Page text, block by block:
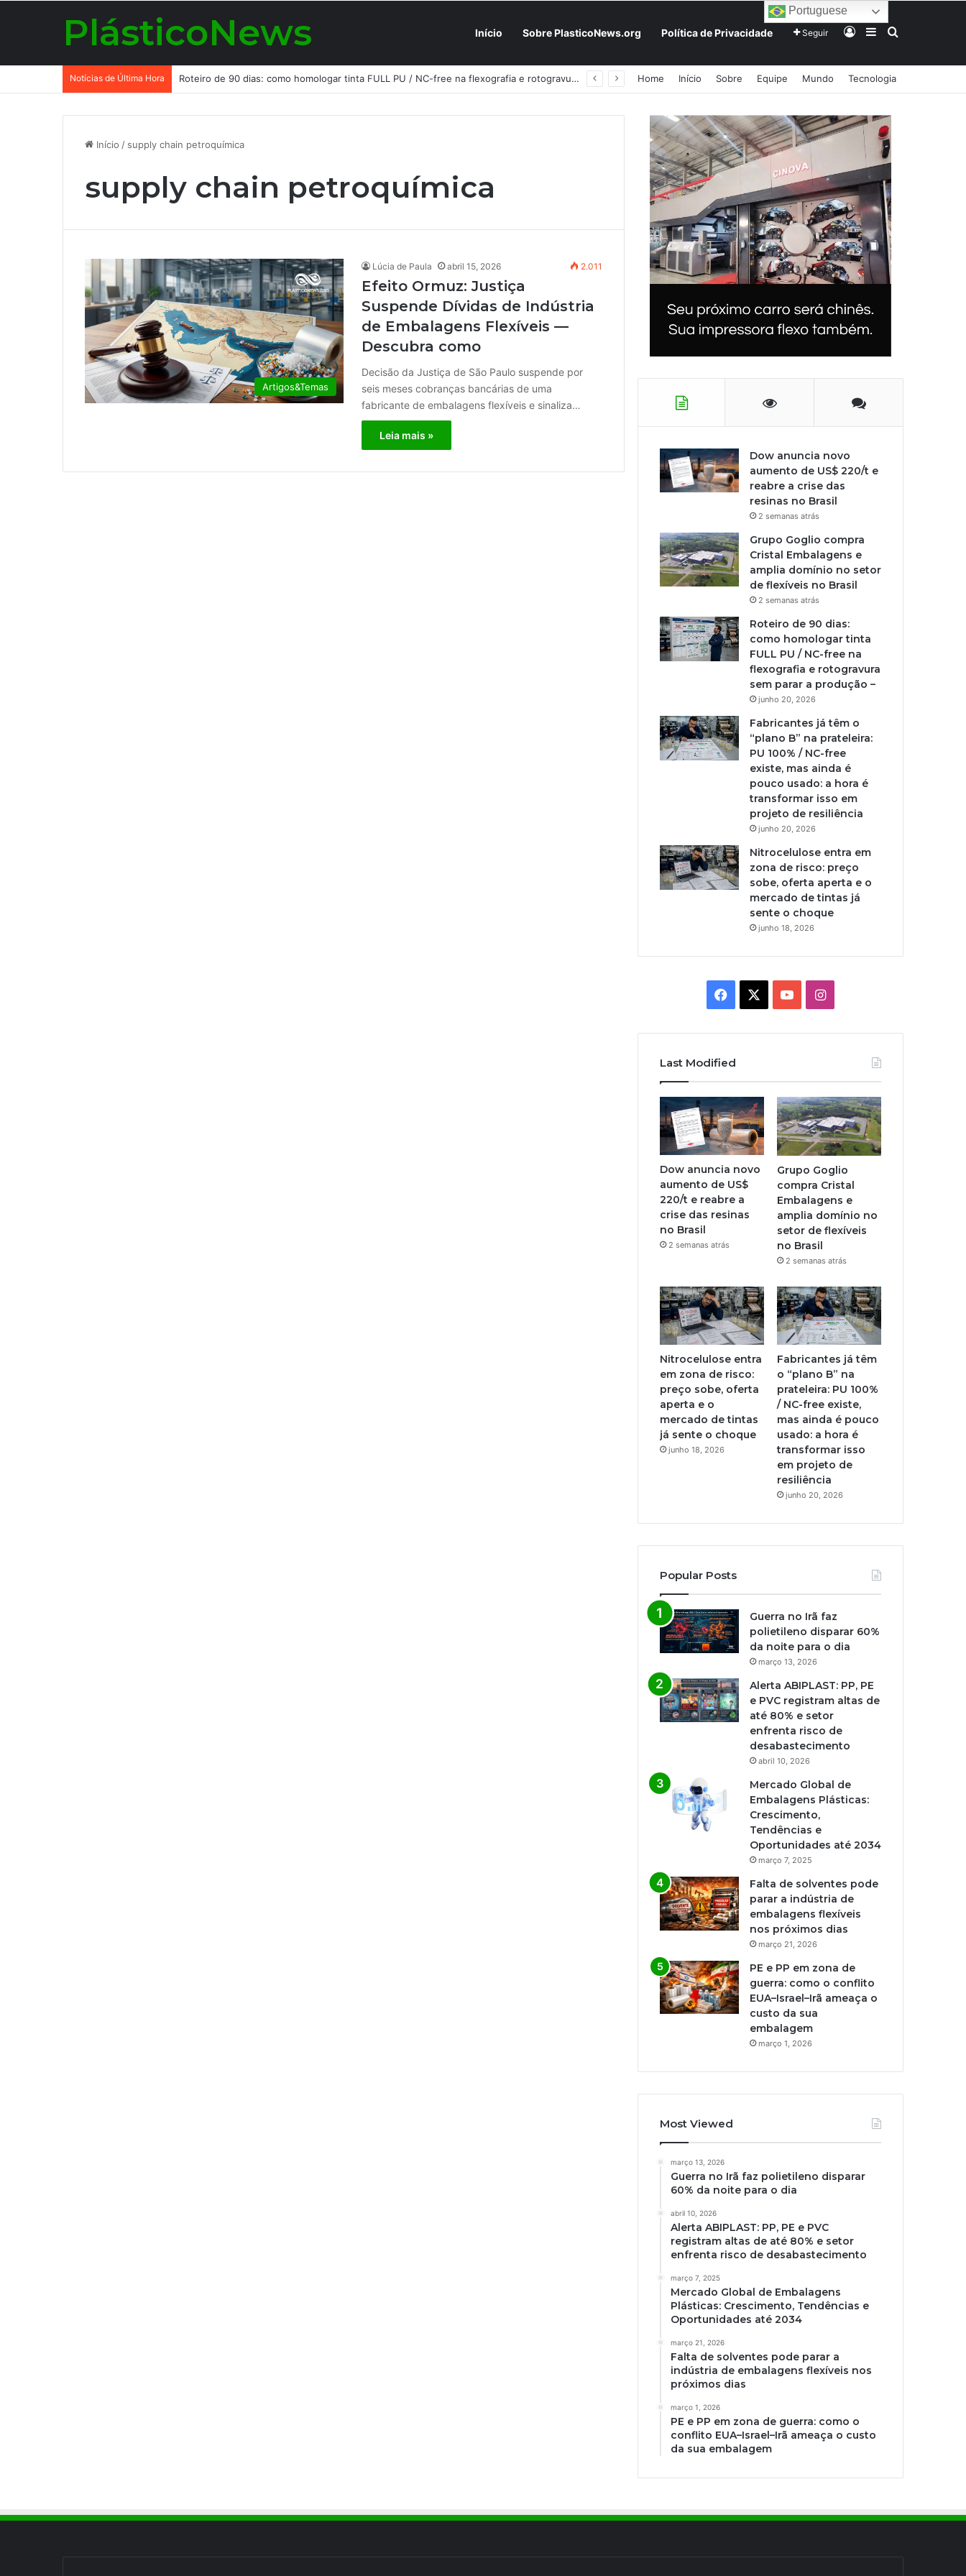
PlásticoNews Início Sobre PlasticoNews.org Política de Privacidade Seguir EntrarBarra Lateral
Procurar por
Notícias de Última Hora Fabricantes já têm o “plano B” na prateleira: PU 100% / NC-free existe, mas ainda é pouco usado: a hora é transformar isso em projeto de resiliência Home Início Sobre Equipe Mundo Tecnologia
Início / supply chain petroquímica
supply chain petroquímica
Artigos&Temas
Lúcia de Paula abril 15, 2026 2.011
Efeito Ormuz: Justiça
Suspende Dívidas de Indústria
de Embalagens Flexíveis —
Descubra como
Decisão da Justiça de São Paulo suspende por
seis meses cobranças bancárias de uma
fabricante de embalagens flexíveis e sinaliza…
Leia mais »
Dow anuncia novo
aumento de US$ 220/t e
reabre a crise das
resinas no Brasil
2 semanas atrás
Grupo Goglio compra
Cristal Embalagens e
amplia domínio no setor
de flexíveis no Brasil
2 semanas atrás
Roteiro de 90 dias:
como homologar tinta
FULL PU / NC-free na
flexografia e rotogravura
sem parar a produção –
junho 20, 2026
Fabricantes já têm o
“plano B” na prateleira:
PU 100% / NC-free
existe, mas ainda é
pouco usado: a hora é
transformar isso em
projeto de resiliência
junho 20, 2026
Nitrocelulose entra em
zona de risco: preço
sobe, oferta aperta e o
mercado de tintas já
sente o choque
junho 18, 2026
Facebook YouTubeInstagram
Last Modified
Dow anuncia novo
aumento de US$
220/t e reabre a
crise das resinas
no Brasil
2 semanas atrás
Grupo Goglio
compra Cristal
Embalagens e
amplia domínio no
setor de flexíveis
no Brasil
2 semanas atrás
Nitrocelulose entra
em zona de risco:
preço sobe, oferta
aperta e o
mercado de tintas
já sente o choque
junho 18, 2026
Fabricantes já têm
o “plano B” na
prateleira: PU 100%
/ NC-free existe,
mas ainda é pouco
usado: a hora é
transformar isso
em projeto de
resiliência
junho 20, 2026
Popular Posts
Guerra no Irã faz
polietileno disparar 60%
da noite para o dia
março 13, 2026
Alerta ABIPLAST: PP, PE
e PVC registram altas de
até 80% e setor
enfrenta risco de
desabastecimento
abril 10, 2026
Mercado Global de
Embalagens Plásticas:
Crescimento,
Tendências e
Oportunidades até 2034
março 7, 2025
Falta de solventes pode
parar a indústria de
embalagens flexíveis
nos próximos dias
março 21, 2026
PE e PP em zona de
guerra: como o conflito
EUA–Israel–Irã ameaça o
custo da sua
embalagem
março 1, 2026
Most Viewed
março 13, 2026
Guerra no Irã faz polietileno disparar
60% da noite para o dia
abril 10, 2026
Alerta ABIPLAST: PP, PE e PVC
registram altas de até 80% e setor
enfrenta risco de desabastecimento
março 7, 2025
Mercado Global de Embalagens
Plásticas: Crescimento, Tendências e
Oportunidades até 2034
março 21, 2026
Falta de solventes pode parar a
indústria de embalagens flexíveis nos
próximos dias
março 1, 2026
PE e PP em zona de guerra: como o
conflito EUA–Israel–Irã ameaça o custo
da sua embalagem
Portuguese